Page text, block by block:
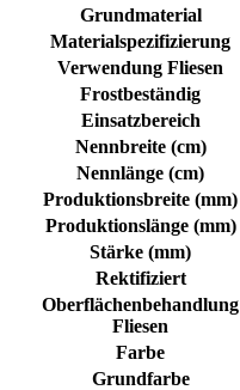
Grundmaterial
Materialspezifizierung
Verwendung Fliesen
Frostbeständig
Einsatzbereich
Nennbreite (cm)
Nennlänge (cm)
Produktionsbreite (mm)
Produktionslänge (mm)
Stärke (mm)
Rektifiziert
Oberflächenbehandlung
Fliesen
Farbe
Grundfarbe